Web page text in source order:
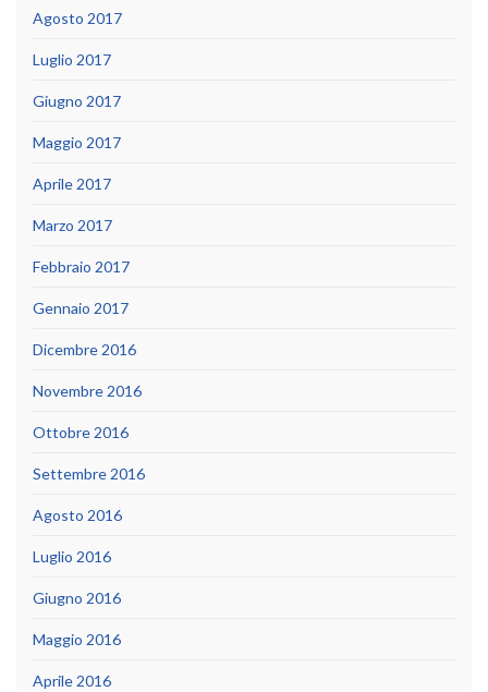
Agosto 2017
Luglio 2017
Giugno 2017
Maggio 2017
Aprile 2017
Marzo 2017
Febbraio 2017
Gennaio 2017
Dicembre 2016
Novembre 2016
Ottobre 2016
Settembre 2016
Agosto 2016
Luglio 2016
Giugno 2016
Maggio 2016
Aprile 2016